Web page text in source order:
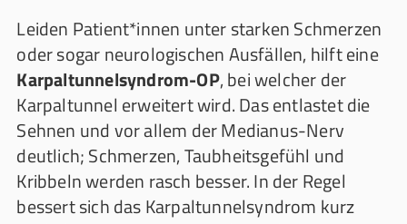
Leiden Patient*innen unter starken Schmerzen
oder sogar neurologischen Ausfällen, hilft eine
Karpaltunnelsyndrom-OP, bei welcher der
Karpaltunnel erweitert wird. Das entlastet die
Sehnen und vor allem der Medianus-Nerv
deutlich; Schmerzen, Taubheitsgefühl und
Kribbeln werden rasch besser. In der Regel
bessert sich das Karpaltunnelsyndrom kurz